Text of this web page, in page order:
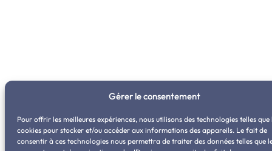
Gérer le consentement
Pour offrir les meilleures expériences, nous utilisons des technologies telles que
cookies pour stocker et/ou accéder aux informations des appareils. Le fait de
consentir à ces technologies nous permettra de traiter des données telles que